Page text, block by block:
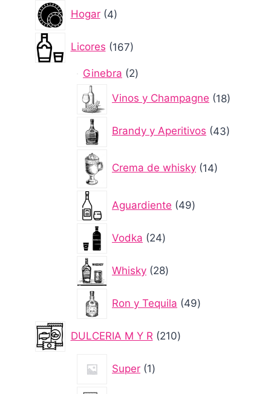
Hogar
4
4
productos
Licores
167
167
productos
Ginebra
22
Vinos y Champagne 18
18
Brandy y Aperitivos
43
43
Crema de whisky 14productos
Aguardiente 49
productos
Vodka
24
productos
Whisky 28
productos
Ron y Tequila
49
productos
DULCERIA M Y R 210
productos
Super 1
producto